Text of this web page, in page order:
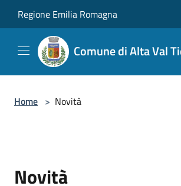
Regione Emilia Romagna
Comune di Alta Val
Home > Novità
Novità